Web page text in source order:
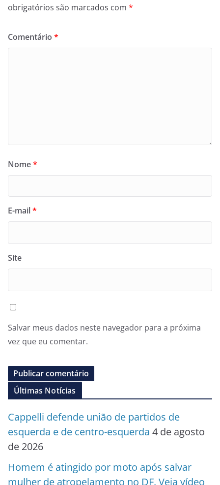
obrigatórios são marcados com *
Comentário *
Nome*
E-mail*
Site
Salvar meus dados neste navegador para a próxima
vez que eu comentar.
Últimas Notícias
Cappelli defende união de partidos de
esquerda e de centro-esquerda 4 de agosto
de 2026
Homem é atingido por moto após salvar
mulher de atropelamento no DF. Veja vídeo